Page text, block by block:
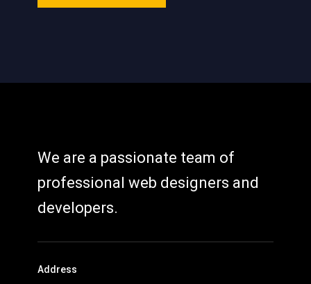
We are a passionate team of
professional web designers and
developers.
Address